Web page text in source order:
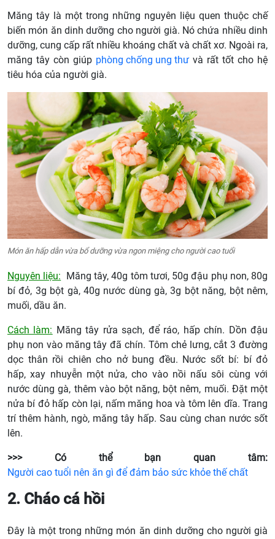
Măng tây là một trong những nguyên liệu quen thuộc chế
biến món ăn dinh dưỡng cho người già. Nó chứa nhiều dinh
dưỡng, cung cấp rất nhiều khoáng chất và chất xơ. Ngoài ra,
măng tây còn giúp phòng chống ung thư và rất tốt cho hệ
tiêu hóa của người già.
Món ăn hấp dẫn vừa bổ dưỡng vừa ngon miệng cho người cao tuổi
Nguyên liệu: Măng tây, 40g tôm tươi, 50g đậu phụ non, 80g
bí đỏ, 3g bột gà, 40g nước dùng gà, 3g bột năng, bột nêm,
muối, dầu ăn.
Cách làm: Măng tây rửa sạch, để ráo, hấp chín. Dồn đậu
phụ non vào măng tây đã chín. Tôm chẻ lưng, cắt 3 đường
dọc thân rồi chiên cho nở bung đều. Nước sốt bí: bí đỏ
hấp, xay nhuyễn một nửa, cho vào nồi nấu sôi cùng với
nước dùng gà, thêm vào bột năng, bột nêm, muối. Đặt một
nửa bí đỏ hấp còn lại, nấm măng hoa và tôm lên dĩa. Trang
trí thêm hành, ngò, măng tây hấp. Sau cùng chan nước sốt
lên.
>>> Có thể bạn quan tâm:
Người cao tuổi nên ăn gì để đảm bảo sức khỏe thế chất
2. Cháo cá hồi
Đây là một trong những món ăn dinh dưỡng cho người già